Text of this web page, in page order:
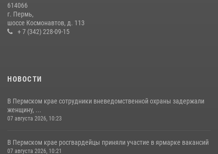
17 июля 2026, 10:34
614066
г. Пермь,
шоссе Космонавтов, д. 113
+ 7 (342) 228-09-15
НОВОСТИ
В Пермском крае сотрудники вневедомственной охраны задержали
женщину, ...
07 августа 2026, 10:23
В Пермском крае росгвардейцы приняли участие в ярмарке вакансий
07 августа 2026, 10:21